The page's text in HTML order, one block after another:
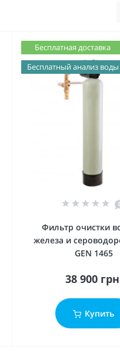
Бесплатная доставка
Бесплатный анализ воды
Фильтр очистки
железа и
GEN 1465
38 900
Купить